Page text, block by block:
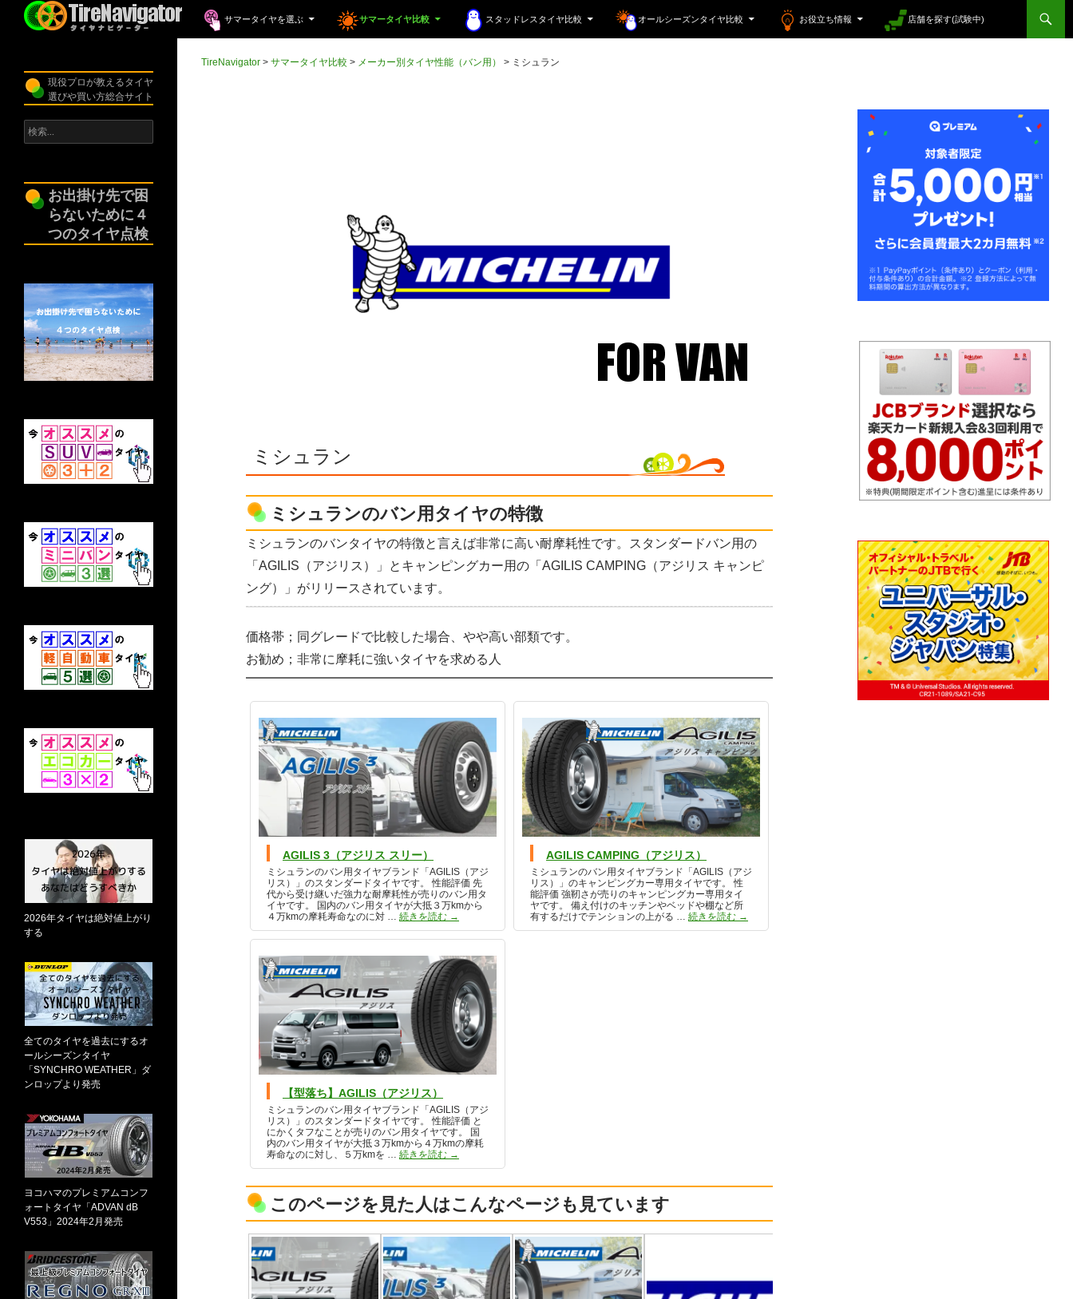
サマータイヤを選ぶ
サマータイヤ比較 スタッドレスタイヤ比較 オールシーズンタイヤ比較 お役立ち情報 店舗を探す(試験中)
TireNavigator > サマータイヤ比較 > メーカー別タイヤ性能（バン用） > ミシュラン
ミシュラン
ミシュランのバン用タイヤの特徴
ミシュランのバンタイヤの特徴と言えば非常に高い耐摩耗性です。スタンダードバン用の
「AGILIS（アジリス）」とキャンピングカー用の「AGILIS CAMPING（アジリス キャンピ
ング）」がリリースされています。
価格帯；同グレードで比較した場合、やや高い部類です。
お勧め；非常に摩耗に強いタイヤを求める人
AGILIS 3（アジリス スリー）
ミシュランのバン用タイヤブランド「AGILIS（アジ
リス）」のスタンダードタイヤです。 性能評価 先
代から受け継いだ強力な耐摩耗性が売りのバン用タ
イヤです。 国内のバン用タイヤが大抵３万kmから
４万kmの摩耗寿命なのに対 … 続きを読む AGILIS 3（アジリス スリー）
→
AGILIS CAMPING（アジリス）
ミシュランのバン用タイヤブランド「AGILIS（アジ
リス）」のキャンピングカー専用タイヤです。 性
能評価 強靭さが売りのキャンピングカー専用タイ
ヤです。 備え付けのキッチンやベッドや棚など所
有するだけでテンションの上がる … 続きを読む AGILIS CAMPING（アジリス）
→
【型落ち】AGILIS（アジリス）
ミシュランのバン用タイヤブランド「AGILIS（アジ
リス）」のスタンダードタイヤです。 性能評価 と
にかくタフなことが売りのバン用タイヤです。 国
内のバン用タイヤが大抵３万kmから４万kmの摩耗
寿命なのに対し、５万kmを … 続きを読む 【型落ち】AGILIS（アジリス）
→
このページを見た人はこんなページも見ています
現役プロが教えるタイヤ
選びや買い方総合サイト
検
索:
お出掛け先で困
らないために４
つのタイヤ点検
2026年タイヤは絶対値上がり
する
全てのタイヤを過去にするオ
ールシーズンタイヤ
「SYNCHRO WEATHER」ダ
ンロップより発売
ヨコハマのプレミアムコンフ
ォートタイヤ「ADVAN dB
V553」2024年2月発売